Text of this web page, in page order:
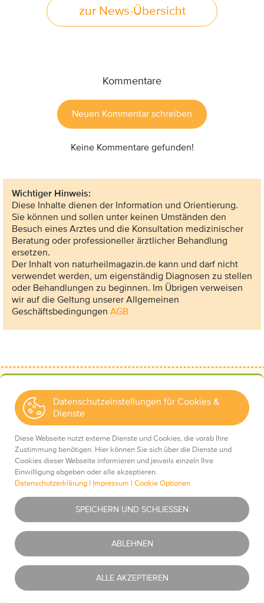
zur News-Übersicht
Kommentare
Neuen Kommentar schreiben
Keine Kommentare gefunden!
Wichtiger Hinweis:
Diese Inhalte dienen der Information und Orientierung.
Sie können und sollen unter keinen Umständen den
Besuch eines Arztes und die Konsultation medizinischer
Beratung oder professioneller ärztlicher Behandlung
ersetzen.
Der Inhalt von naturheilmagazin.de kann und darf nicht
verwendet werden, um eigenständig Diagnosen zu stellen
oder Behandlungen zu beginnen. Im Übrigen verweisen
wir auf die Geltung unserer Allgemeinen
Geschäftsbedingungen AGB
Mediadaten
Impressum
Datenschutz
AGBs
Haftungsausschluss
Newsletter
Datenschutzeinstellungen für Cookies &
Dienste
Diese Webseite nutzt externe Dienste und Cookies, die vorab Ihre
Zustimmung benötigen. Hier können Sie sich über die Dienste und
Cookies dieser Webseite informieren und jeweils einzeln Ihre
Einwilligung abgeben oder alle akzeptieren.
Datenschutzerklärung | Impressum | Cookie Optionen
Was ist das?
Was ist das?
SPEICHERN UND SCHLIESSEN
ABLEHNEN
ALLE AKZEPTIEREN